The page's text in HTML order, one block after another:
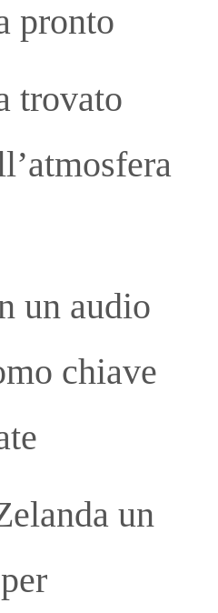
pronto
trovato
un audio
chiave
un